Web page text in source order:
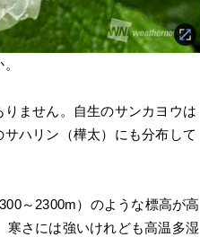
ません。自生のサンカヨウは
ハリン（樺太）にも分布して
～2300m）のような標高が高
寒さには強いけれども高温多湿